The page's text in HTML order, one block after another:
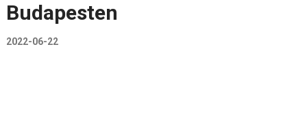
Budapesten
2022-06-22